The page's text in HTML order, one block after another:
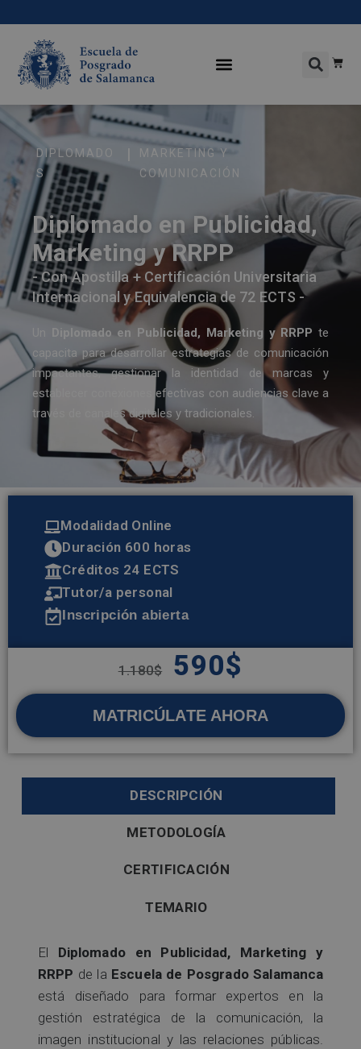
DIPLOMADO
S
|
MARKETING Y
COMUNICACIÓN
Diplomado en Publicidad,
Marketing y RRPP
- Con Apostilla + Certificación Universitaria
Internacional y Equivalencia de 72 ECTS -
Diplomado en Publicidad, Marketing y RRPP te
capacita para desarrollar estrategias de comunicación
impactantes, gestionar la identidad de marcas y
establecer conexiones efectivas con audiencias clave a
través de canales digitales y tradicionales.
Modalidad Online
Duración 600 horas
Créditos 24 ECTS
Tutor/a personal
Inscripción abierta
1.180$ 590$
MATRICÚLATE AHORA
DESCRIPCIÓN
METODOLOGÍA
CERTIFICACIÓN
TEMARIO
El Diplomado en Publicidad, Marketing y
RRPP de la Escuela de Posgrado Salamanca
está diseñado para formar expertos en la
gestión estratégica de la comunicación, la
imagen institucional y las relaciones públicas.